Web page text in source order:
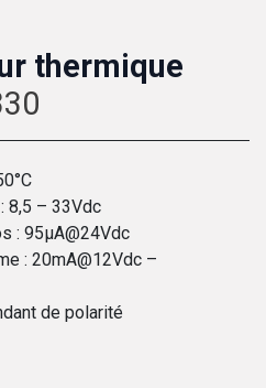
thermique
8,5 – 33Vdc
: 95µA@24Vdc
: 20mA@12Vdc –
de polarité